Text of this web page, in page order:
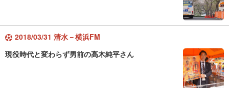
2018/03/31 清水－横浜FM
現役時代と変わらず男前の高木純平さん